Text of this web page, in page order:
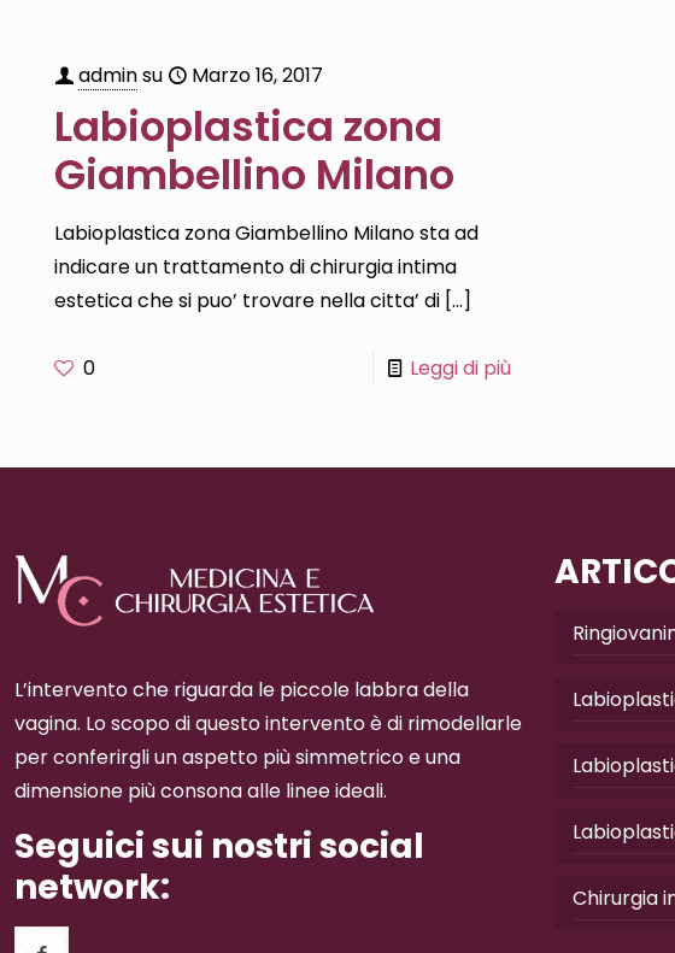
adminsu Marzo 16, 2017
Labioplastica zona
Giambellino Milano
Labioplastica zona Giambellino Milano sta ad
indicare un trattamento di chirurgia intima
estetica che si puo’ trovare nella citta’ di […]
0 Leggi di più
L’intervento che riguarda le piccole labbra della
vagina. Lo scopo di questo intervento è di rimodellarle
per conferirgli un aspetto più simmetrico e una
dimensione più consona alle linee ideali.
Seguici sui nostri social
network:
Chirurgia